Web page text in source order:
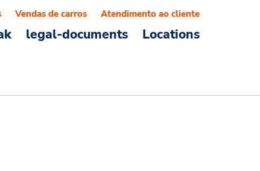
legal-documents Locations
Vendas de carros Atendimento ao cliente